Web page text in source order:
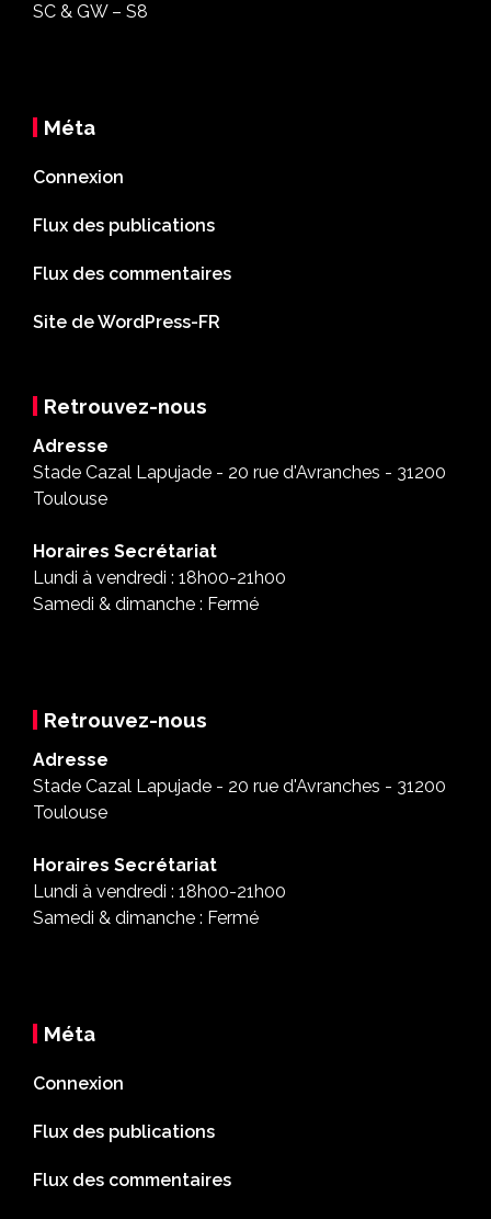
SC & GW – S8
Méta
Connexion
Flux des publications
Flux des commentaires
Site de WordPress-FR
Retrouvez-nous
Adresse
Stade Cazal Lapujade - 20 rue d'Avranches - 31200
Toulouse
Horaires Secrétariat
Lundi à vendredi : 18h00-21h00
Samedi & dimanche : Fermé
Retrouvez-nous
Adresse
Stade Cazal Lapujade - 20 rue d'Avranches - 31200
Toulouse
Horaires Secrétariat
Lundi à vendredi : 18h00-21h00
Samedi & dimanche : Fermé
Méta
Connexion
Flux des publications
Flux des commentaires